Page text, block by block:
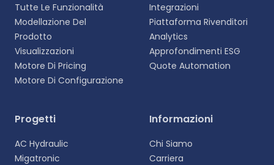
Tutte Le Funzionalità
Modellazione Del
Prodotto
Visualizzazioni
Motore Di Pricing
Motore Di Configurazione
Integrazioni
Piattaforma Rivenditori
Analytics
Approfondimenti ESG
Quote Automation
Progetti
AC Hydraulic
Migatronic
Informazioni
Chi Siamo
Carriera